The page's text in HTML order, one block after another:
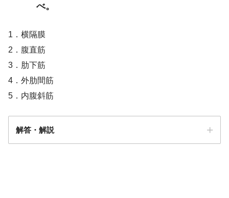
べ。
1．横隔膜
2．腹直筋
3．肋下筋
4．外肋間筋
5．内腹斜筋
解答・解説